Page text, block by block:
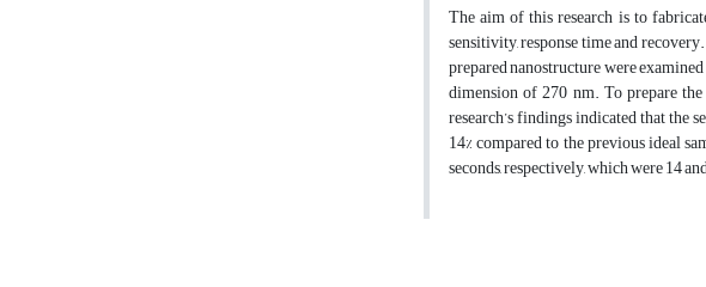
The aim of this research is to
sensitivity, response time and
prepared nanostructure were
dimension of 270 nm. To prepare
research’s findings indicated that the
14% compared to the previous ideal
seconds, respectively, which were 14